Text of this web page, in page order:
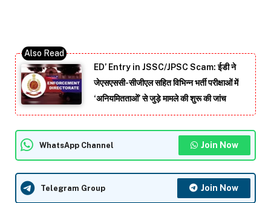
ED’ Entry in JSSC/JPSC Scam: ईडी ने
जेएसएससी-सीजीएल सहित विभिन्न भर्ती परीक्षाओं में
‘अनियमितताओं’ से जुड़े मामले की शुरू की जांच
WhatsApp Channel Join Now
Telegram Group Join Now